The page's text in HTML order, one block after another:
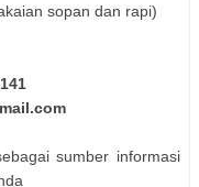
sopan dan rapi)
sumber informasi